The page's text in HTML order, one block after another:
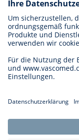
Karriere
Einstieg
Bewerbung
Cookie-
Rechtliche